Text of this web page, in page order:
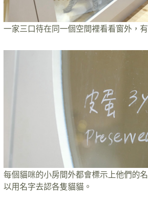
一家三口待在同一個空間裡看看窗外，
每個貓咪的小房間外都會標示上他們的
以用名字去認各隻貓貓。